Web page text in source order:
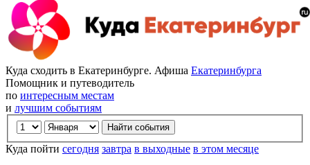
Куда сходить в Екатеринбурге. Афиша Екатеринбурга
Помощник и путеводитель
по интересным местам
и лучшим событиям
Куда пойти сегодня завтра в выходные в этом месяце